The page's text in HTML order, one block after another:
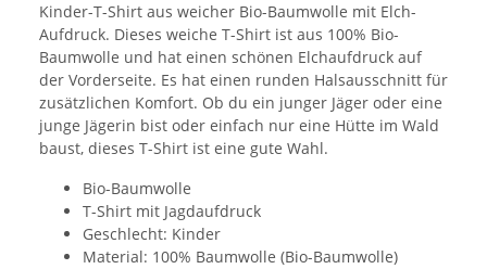
Kinder-T-Shirt aus weicher Bio-Baumwolle mit Elch-
Aufdruck. Dieses weiche T-Shirt ist aus 100% Bio-
Baumwolle und hat einen schönen Elchaufdruck auf
der Vorderseite. Es hat einen runden Halsausschnitt für
zusätzlichen Komfort. Ob du ein junger Jäger oder eine
junge Jägerin bist oder einfach nur eine Hütte im Wald
baust, dieses T-Shirt ist eine gute Wahl.
Bio-Baumwolle
T-Shirt mit Jagdaufdruck
Geschlecht: Kinder
Material: 100% Baumwolle (Bio-Baumwolle)